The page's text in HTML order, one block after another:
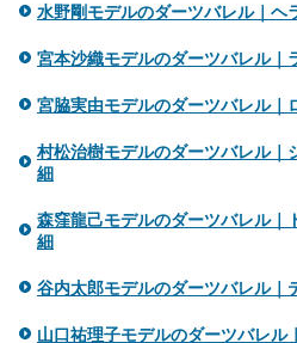
水野剛モデルのダーツバレル｜ヘ
宮本沙織モデルのダーツバレル｜
宮脇実由モデルのダーツバレル｜
村松治樹モデルのダーツバレル｜
細
森窪龍己モデルのダーツバレル｜
細
谷内太郎モデルのダーツバレル｜
山口祐理子モデルのダーツバレル